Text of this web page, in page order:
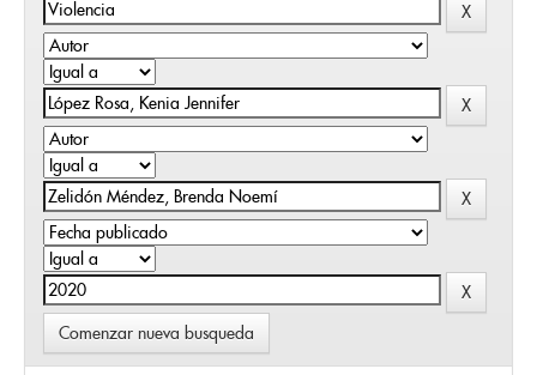
Comenzar nueva busqueda